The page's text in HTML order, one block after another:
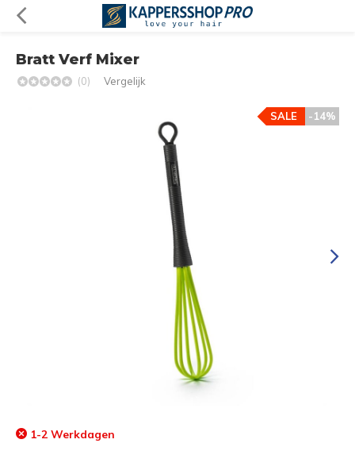
Bratt Verf Mixer
(0) Vergelijk
-14%
SALE
1-2 Werkdagen